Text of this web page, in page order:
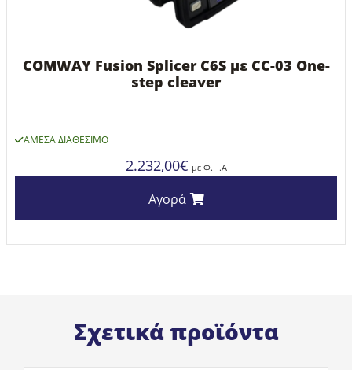
COMWAY Fusion Splicer C6S με CC-03 One-
step cleaver
ΆΜΕΣΑ ΔΙΑΘΈΣΙΜΟ
2.232,00€ με Φ.Π.Α
Αγορά
Σχετικά προϊόντα